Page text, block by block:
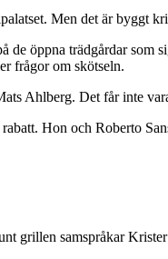
Men det är byggt
öppna trädgårdar
frågor om skötseln.
Ahlberg. Det får inte
Hon och Roberto
grillen samspråkar